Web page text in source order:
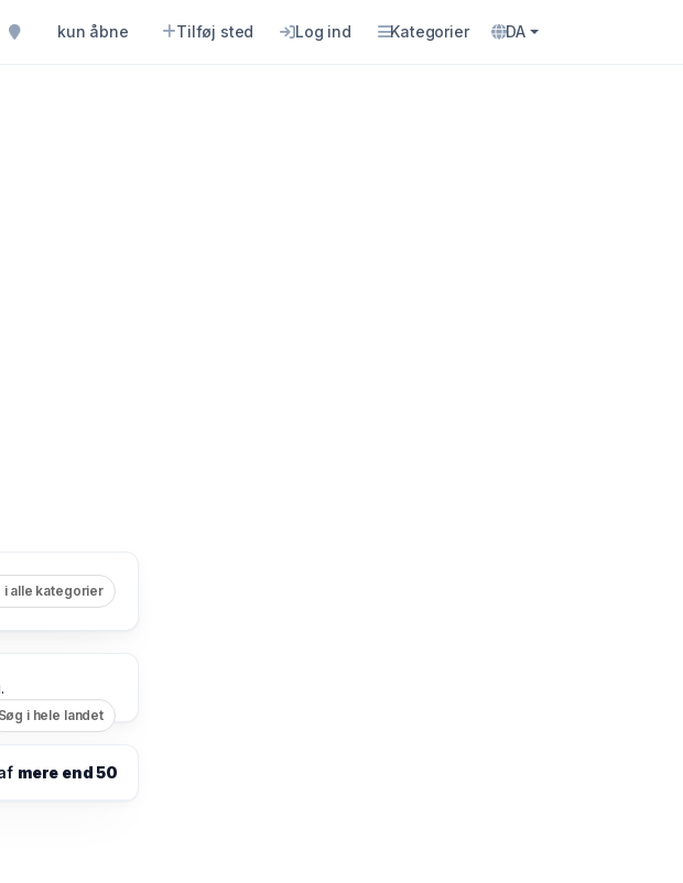
kun åbne Tilføj sted Log ind Kategorier DA
i alle kategorier
.
Søg i hele landet
mere end 50